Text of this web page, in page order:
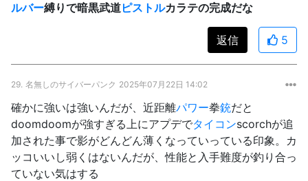
ルバー縛りで暗黒武道ピストルカラテの完成だな
返信 5
29. 名無しのサイバーパンク 2025年07月22日 14:02
確かに強いは強いんだが、近距離パワー拳銃だと
doomdoomが強すぎる上にアプデでタイコンscorchが追
加された事で影がどんどん薄くなっていっている印象。カ
ッコいいし弱くはないんだが、性能と入手難度が釣り合っ
ていない気はする